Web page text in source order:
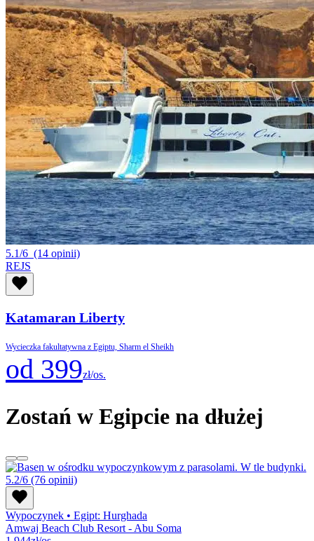
5.1/6 (14 opinii)
REJS
Katamaran Liberty
Wycieczka fakultatywna z Egiptu, Sharm el Sheikh
od 399zł/os.
Zostań w Egipcie na dłużej
5.2/6 (76 opinii)
Wypoczynek • Egipt: Hurghada
Amwaj Beach Club Resort - Abu Soma